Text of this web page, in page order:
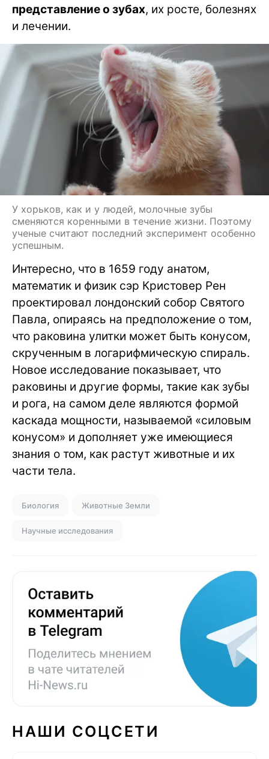
представление о зубах, их росте, болезнях
и лечении.
У хорьков, как и у людей, молочные зубы
сменяются коренными в течение жизни. Поэтому
ученые считают последний эксперимент особенно
успешным.
Интересно, что в 1659 году анатом,
математик и физик сэр Кристовер Рен
проектировал лондонский собор Святого
Павла, опираясь на предположение о том,
что раковина улитки может быть конусом,
скрученным в логарифмическую спираль.
Новое исследование показывает, что
раковины и другие формы, такие как зубы
и рога, на самом деле являются формой
каскада мощности, называемой «силовым
конусом» и дополняет уже имеющиеся
знания о том, как растут животные и их
части тела.
Биология Животные Земли
Научные исследования
НАШИ СОЦСЕТИ